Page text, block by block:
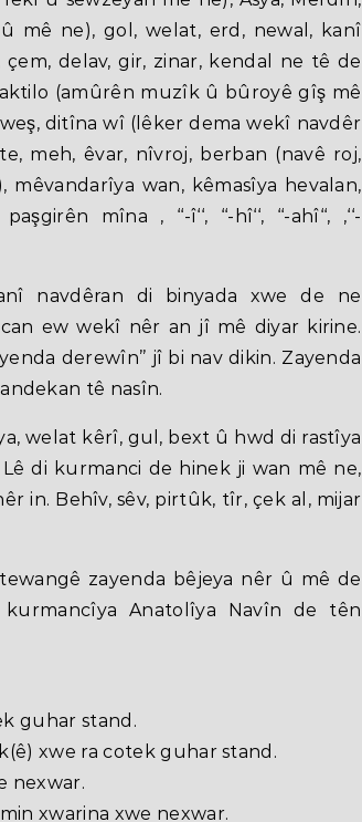
mê ne), gol, welat, erd, newal, kanî
delav, gir, zinar, kendal ne tê de
(amûrên muzîk û bûroyê gîş mê
ditîna wî (lêker dema wekî navdêr
meh, êvar, nîvroj, berban (navê roj,
wan, kêmasîya hevalan,
mîna ‚ ‘‘-î‘‘, ‘‘-hî‘‘, ‘‘-ahî‘‘, ‚‘‘-
navdêran di binyada xwe de ne
ew wekî nêr an jî mê diyar kirine.
derewîn’’ jî bi nav dikin. Zayenda
tê nasîn.
welat kêrî, gul, bext û hwd di rastîya
di kurmanci de hinek ji wan mê ne,
in. Behîv, sêv, pirtûk, tîr, çek al, mijar
zayenda bêjeya nêr û mê de
di kurmancîya Anatolîya Navîn de tên
guhar stand.
xwe ra cotek guhar stand.
nexwar.
xwarina xwe nexwar.